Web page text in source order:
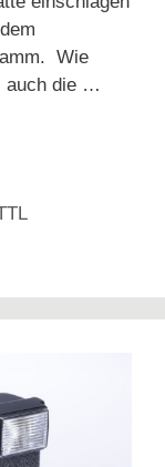
Wie
auch die …